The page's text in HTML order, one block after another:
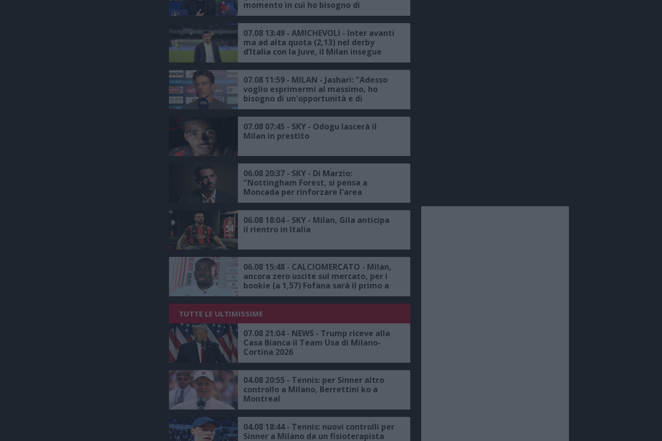
momento in cui ho bisogno di
raccogliere le informazioni per fare le
scelte giuste"
07.08 13:49 - AMICHEVOLI - Inter avanti
ma ad alta quota (2,13) nel derby
d’Italia con la Juve, il Milan insegue
contro il Chelsea
07.08 11:59 - MILAN - Jashari: "Adesso
voglio esprimermi al massimo, ho
bisogno di un'opportunità e di
continuità, avremmo voluto
disputare la Champions, ma c'è un
trofeo europeo da conquistare"
07.08 07:45 - SKY - Odogu lascerà il
Milan in prestito
06.08 20:37 - SKY - Di Marzio:
"Nottingham Forest, si pensa a
Moncada per rinforzare l'area
sportiva, proposta all'ex dirigente del
Milan"
06.08 18:04 - SKY - Milan, Gila anticipa
il rientro in Italia
06.08 15:48 - CALCIOMERCATO - Milan,
ancora zero uscite sul mercato, per i
bookie (a 1,57) Fofana sarà il primo a
salutare
TUTTE LE ULTIMISSIME
07.08 21:04 - NEWS - Trump riceve alla
Casa Bianca il Team Usa di Milano-
Cortina 2026
04.08 20:55 - Tennis: per Sinner altro
controllo a Milano, Berrettini ko a
Montreal
04.08 18:44 - Tennis: nuovi controlli per
Sinner a Milano da un fisioterapista